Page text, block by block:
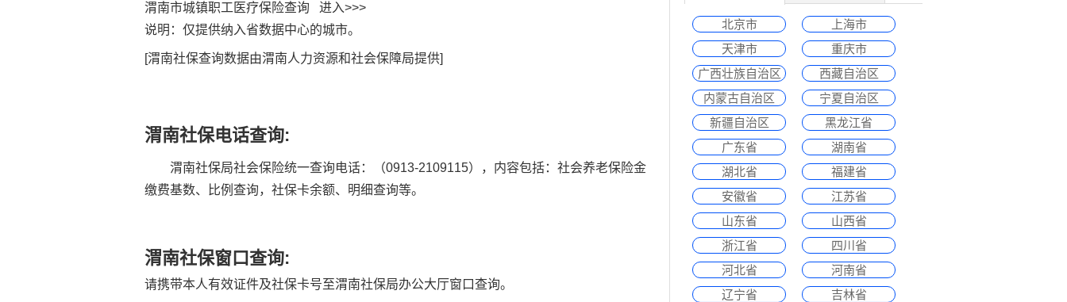
渭南市城镇职工医疗保险查询 进入>>>
说明：仅提供纳入省数据中心的城市。
[渭南社保查询数据由渭南人力资源和社会保障局提供]
渭南社保电话查询:
渭南社保局社会保险统一查询电话：（0913-2109115），内容包括：社会养老保险金
缴费基数、比例查询， 社保卡余额、明细查询等。
渭南社保窗口查询:
请携带本人有效证件及社保卡号至渭南社保局办公大厅窗口查询。
北京市
上海市
天津市
重庆市
广西壮族自治区
西藏自治区
内蒙古自治区
宁夏自治区
新疆自治区
黑龙江省
广东省
湖南省
湖北省
福建省
安徽省
江苏省
山东省
山西省
浙江省
四川省
河北省
河南省
辽宁省
吉林省